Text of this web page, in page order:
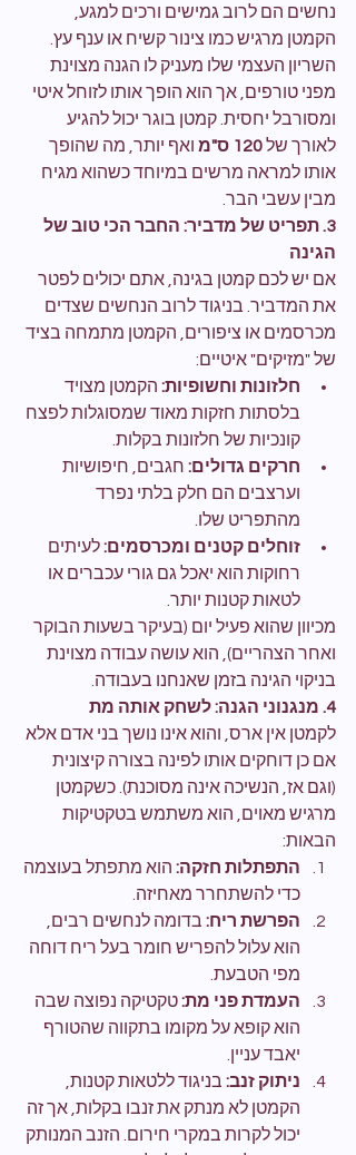
נחשים הם לרוב גמישים ורכים למגע,
הקמטן מרגיש כמו צינור קשיח או ענף עץ.
השריון העצמי שלו מעניק לו הגנה מצוינת
מפני טורפים, אך הוא הופך אותו לזוחל איטי
ומסורבל יחסית. קמטן בוגר יכול להגיע
לאורך של 120 ס"מ
ואף יותר, מה שהופך
אותו למראה מרשים במיוחד כשהוא מגיח
מבין עשבי הבר.
3. תפריט של מדביר: החבר הכי טוב של
הגינה
אם יש לכם קמטן בגינה, אתם יכולים לפטר
את המדביר. בניגוד לרוב הנחשים שצדים
מכרסמים או ציפורים, הקמטן מתמחה בציד
של "מזיקים" איטיים:
חלזונות וחשופיות: הקמטן מצויד
בלסתות חזקות מאוד שמסוגלות לפצח
קונכיות של חלזונות בקלות.
חרקים גדולים: חגבים, חיפושיות
וערצבים הם חלק בלתי נפרד
מהתפריט שלו.
זוחלים קטנים ומכרסמים: לעיתים
רחוקות הוא יאכל גם גורי עכברים או
לטאות קטנות יותר.
מכיוון שהוא פעיל יום (בעיקר בשעות הבוקר
ואחר הצהריים), הוא עושה עבודה מצוינת
בניקוי הגינה בזמן שאנחנו בעבודה.
4. מנגנוני הגנה: לשחק אותה מת
לקמטן אין ארס, והוא אינו נושך בני אדם אלא
אם כן דוחקים אותו לפינה בצורה קיצונית
(וגם אז, הנשיכה אינה מסוכנת). כשקמטן
מרגיש מאוים, הוא משתמש בטקטיקות
הבאות:
התפתלות חזקה: הוא מתפתל בעוצמה
כדי להשתחרר מאחיזה.
הפרשת ריח: בדומה לנחשים רבים,
הוא עלול להפריש חומר בעל ריח דוחה
מפי הטבעת.
העמדת פני מת: טקטיקה נפוצה שבה
הוא קופא על מקומו בתקווה שהטורף
יאבד עניין.
ניתוק זנב: בניגוד ללטאות קטנות,
הקמטן לא מנתק את זנבו בקלות, אך זה
יכול לקרות במקרי חירום. הזנב המנותק